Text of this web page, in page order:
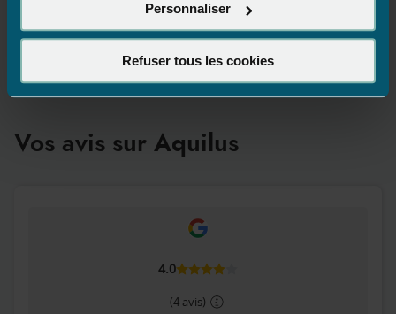
Personnaliser
Refuser tous les cookies
Il n'y a aucun magasin à proximité
Vos avis sur Aquilus
4.0
(4 avis)